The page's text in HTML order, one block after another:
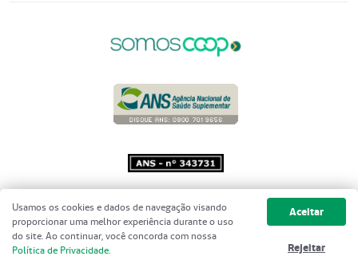
Copyright 2001 - 2026 Unimed do
Brasil - Todos os direitos reservados
Usamos os cookies e dados de navegação visando
proporcionar uma melhor experiência durante o uso
do site. Ao continuar, você concorda com nossa
Política de Privacidade.
Aceitar
Rejeitar